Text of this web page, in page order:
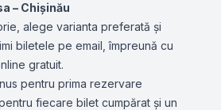
– Chișinău
alege varianta preferată și
biletele pe email, împreună cu
gratuit.
pentru prima rezervare
fiecare bilet cumpărat și un